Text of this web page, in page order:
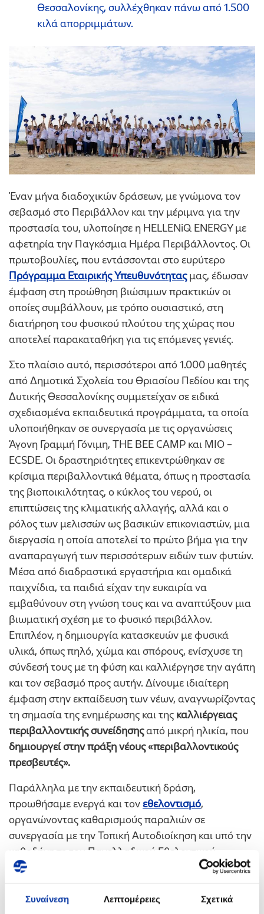
Συναίνεση Λεπτομέρειες Σχετικά
Θεσσαλονίκης, συλλέχθηκαν πάνω από 1.500
κιλά απορριμμάτων.
Έναν μήνα διαδοχικών δράσεων, με γνώμονα τον
σεβασμό στο Περιβάλλον και την μέριμνα για την
προστασία του, υλοποίησε η HELLENiQ ENERGY με
αφετηρία την Παγκόσμια Ημέρα Περιβάλλοντος. Οι
πρωτοβουλίες, που εντάσσονται στο ευρύτερο
Πρόγραμμα Εταιρικής Υπευθυνότηταςμας, έδωσαν
έμφαση στη προώθηση βιώσιμων πρακτικών οι
οποίες συμβάλλουν, με τρόπο ουσιαστικό, στη
διατήρηση του φυσικού πλούτου της χώρας που
αποτελεί παρακαταθήκη για τις επόμενες γενιές.
Στο πλαίσιο αυτό, περισσότεροι από 1.000 μαθητές
από Δημοτικά Σχολεία του Θριασίου Πεδίου και της
Δυτικής Θεσσαλονίκης συμμετείχαν σε ειδικά
σχεδιασμένα εκπαιδευτικά προγράμματα, τα οποία
υλοποιήθηκαν σε συνεργασία με τις οργανώσεις
Άγονη Γραμμή Γόνιμη, THE BEE CAMP και ΜΙΟ –
ECSDE. Οι δραστηριότητες επικεντρώθηκαν σε
κρίσιμα περιβαλλοντικά θέματα, όπως η προστασία
της βιοποικιλότητας, ο κύκλος του νερού, οι
επιπτώσεις της κλιματικής αλλαγής, αλλά και ο
ρόλος των μελισσών ως βασικών επικονιαστών, μια
διεργασία η οποία αποτελεί το πρώτο βήμα για την
αναπαραγωγή των περισσότερων ειδών των φυτών.
Μέσα από διαδραστικά εργαστήρια και ομαδικά
παιχνίδια, τα παιδιά είχαν την ευκαιρία να
εμβαθύνουν στη γνώση τους και να αναπτύξουν μια
βιωματική σχέση με το φυσικό περιβάλλον.
Επιπλέον, η δημιουργία κατασκευών με φυσικά
υλικά, όπως πηλό, χώμα και σπόρους, ενίσχυσε τη
σύνδεσή τους με τη φύση και καλλιέργησε την αγάπη
και τον σεβασμό προς αυτήν. Δίνουμε ιδιαίτερη
έμφαση στην εκπαίδευση των νέων, αναγνωρίζοντας
τη σημασία της ενημέρωσης και της καλλιέργειας
περιβαλλοντικής συνείδησηςαπό μικρή ηλικία, που
δημιουργεί στην πράξη νέους «περιβαλλοντικούς
πρεσβευτές».
Παράλληλα με την εκπαιδευτική δράση,
προωθήσαμε ενεργά και τονεθελοντισμό,
οργανώνοντας καθαρισμούς παραλιών σε
συνεργασία με την Τοπική Αυτοδιοίκηση και υπό την
καθοδήγηση του Πανελλαδικού Εθελοντικού
Κινήματος “Save Your Hood”. Οι δράσεις
πραγματοποιήθηκαν στην παραλία του
Ασπροπύργου στην Δυτική Αττική και στο Καλοχώρι